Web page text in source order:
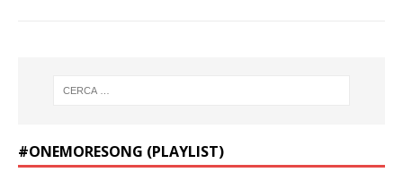
#ONEMORESONG (PLAYLIST)